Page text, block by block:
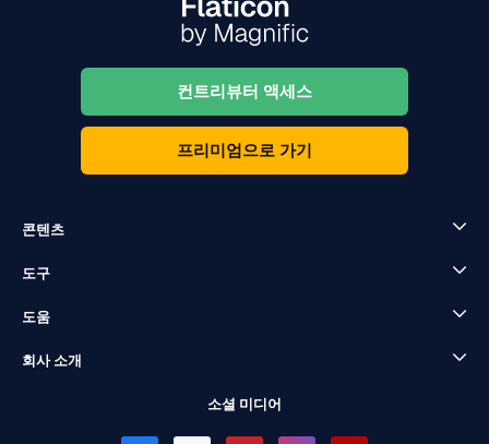
컨트리뷰터 액세스
프리미엄으로 가기
콘텐츠
도구
도움
회사 소개
소셜 미디어